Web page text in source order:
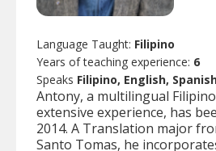
Language Taught: Filipino
Years of teaching experience: 6
Speaks Filipino, English,
Antony, a multilingual
extensive experience, has
2014. A Translation major
Santo Tomas, he